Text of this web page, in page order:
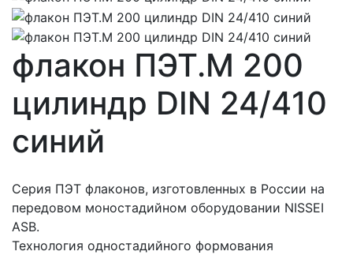
флакон ПЭТ.М 200
цилиндр DIN 24/410
синий
Серия ПЭТ флаконов, изготовленных в России на
передовом моностадийном оборудовании NISSEI
ASB.
Технология одностадийного формования